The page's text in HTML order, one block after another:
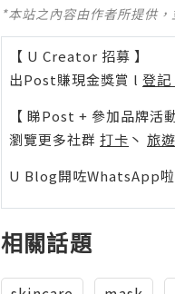
*本站之內容由作者所提供
【 U Creator 招募 】
出Post賺現金獎賞 l 登記
【 睇Post + 參加品牌活動
瀏覽更多社群 打卡 丶 旅遊
U Blog開咗WhatsApp啦
相關話題